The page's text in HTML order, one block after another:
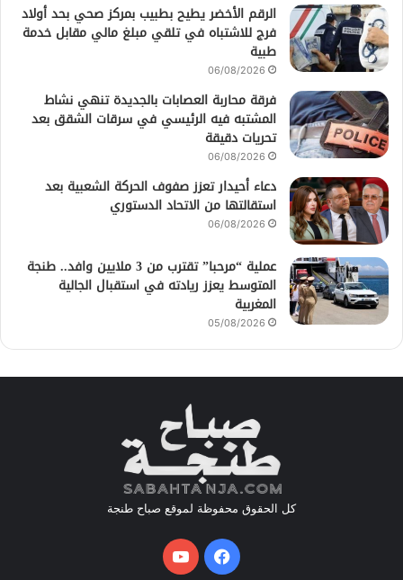
الرقم الأخضر يطيح بطبيب بمركز صحي بحد أولاد
فرج للاشتباه في تلقي مبلغ مالي مقابل خدمة
طبية
06/08/2026
فرقة محاربة العصابات بالجديدة تنهي نشاط
المشتبه فيه الرئيسي في سرقات الشقق بعد
تحريات دقيقة
06/08/2026
دعاء أحيدار تعزز صفوف الحركة الشعبية بعد
استقالتها من الاتحاد الدستوري
06/08/2026
عملية “مرحبا” تقترب من 3 ملايين وافد.. طنجة
المتوسط يعزز ريادته في استقبال الجالية
المغربية
05/08/2026
كل الحقوق محفوظة لموقع صباح طنجة
فيسبوكيوتيوب